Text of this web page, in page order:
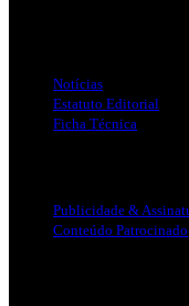
Notícias
Estatuto Editorial
Ficha Técnica
Publicidade &
Conteúdo Patrocinado